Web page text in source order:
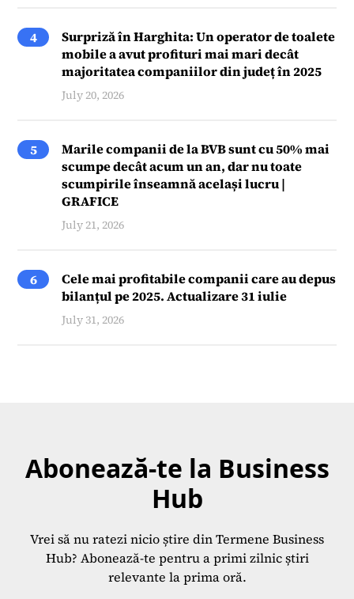
4
Surpriză în Harghita: Un operator de toalete
mobile a avut profituri mai mari decât
majoritatea companiilor din județ în 2025
July 20, 2026
5
Marile companii de la BVB sunt cu 50% mai
scumpe decât acum un an, dar nu toate
scumpirile înseamnă același lucru |
GRAFICE
July 21, 2026
6
Cele mai profitabile companii care au depus
bilanțul pe 2025. Actualizare 31 iulie
July 31, 2026
Abonează-te la Business
Hub
Vrei să nu ratezi nicio știre din Termene Business
Hub? Abonează-te pentru a primi zilnic știri
relevante la prima oră.